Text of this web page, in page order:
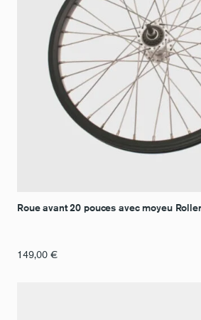
Roue avant 20 pouces avec moyeu
149,00 €